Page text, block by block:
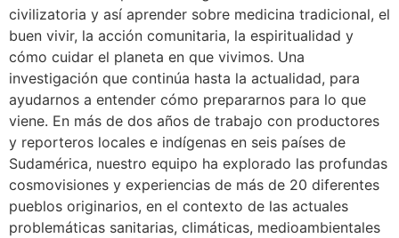
civilizatoria y así aprender sobre medicina tradicional, el
buen vivir, la acción comunitaria, la espiritualidad y
cómo cuidar el planeta en que vivimos. Una
investigación que continúa hasta la actualidad, para
ayudarnos a entender cómo prepararnos para lo que
viene. En más de dos años de trabajo con productores
y reporteros locales e indígenas en seis países de
Sudamérica, nuestro equipo ha explorado las profundas
cosmovisiones y experiencias de más de 20 diferentes
pueblos originarios, en el contexto de las actuales
problemáticas sanitarias, climáticas, medioambientales